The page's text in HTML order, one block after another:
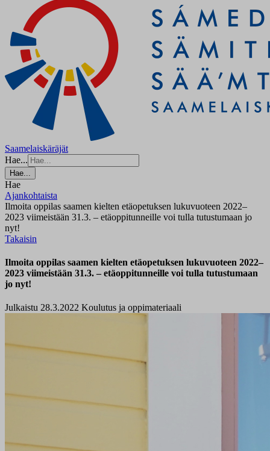
Saamelaiskäräjät
Hae...
Hae...
Hae
Ajankohtaista
Ilmoita oppilas saamen kielten etäopetuksen lukuvuoteen 2022–
2023 viimeistään 31.3. – etäoppitunneille voi tulla tutustumaan jo
nyt!
Takaisin
Ilmoita oppilas saamen kielten etäopetuksen lukuvuoteen 2022–
2023 viimeistään 31.3. – etäoppitunneille voi tulla tutustumaan
jo nyt!
Julkaistu 28.3.2022 Koulutus ja oppimateriaali